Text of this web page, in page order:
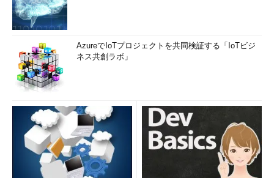
AzureでIoTプロジェクトを共同検証する「IoTビジ
ネス共創ラボ」